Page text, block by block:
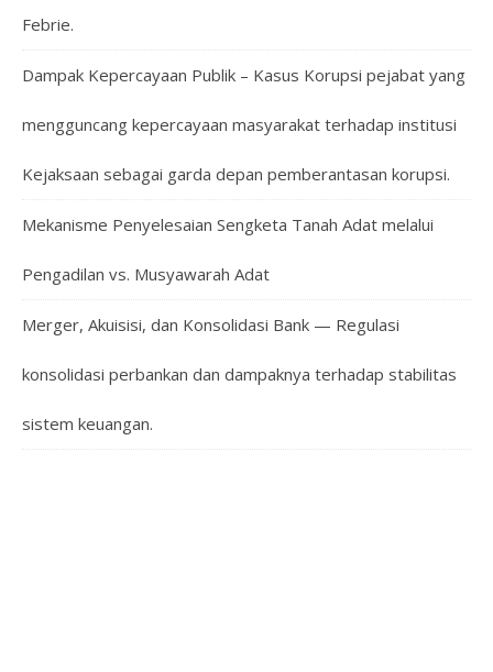
Febrie.
Dampak Kepercayaan Publik – Kasus Korupsi pejabat yang
mengguncang kepercayaan masyarakat terhadap institusi
Kejaksaan sebagai garda depan pemberantasan korupsi.
Mekanisme Penyelesaian Sengketa Tanah Adat melalui
Pengadilan vs. Musyawarah Adat
Merger, Akuisisi, dan Konsolidasi Bank — Regulasi
konsolidasi perbankan dan dampaknya terhadap stabilitas
sistem keuangan.